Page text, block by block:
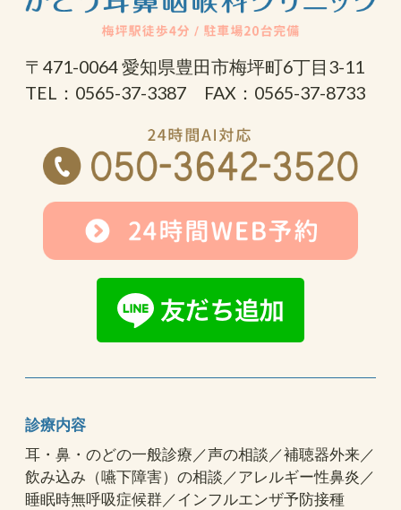
〒471-0064 愛知県豊田市梅坪町6丁目3-11
TEL：0565-37-3387 FAX：0565-37-8733
診療内容
耳・鼻・のどの一般診療／声の相談／補聴器外来／
飲み込み（嚥下障害）の相談／アレルギー性鼻炎／
睡眠時無呼吸症候群／インフルエンザ予防接種